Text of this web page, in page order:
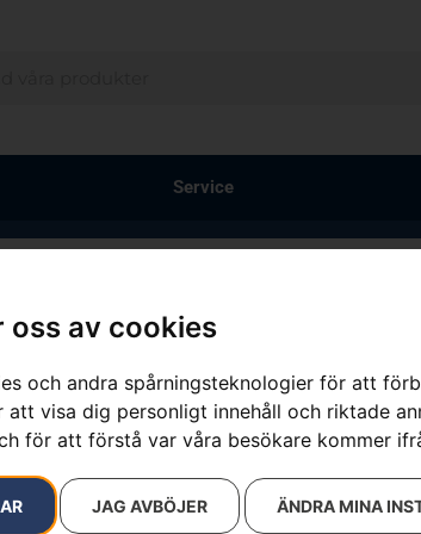
oss av cookies
och andra spårningsteknologier för att
visa dig personligt innehåll och riktade
för att förstå var våra besökare kommer
JAG AVBÖJER ÄNDRA MINA
Service
resultat